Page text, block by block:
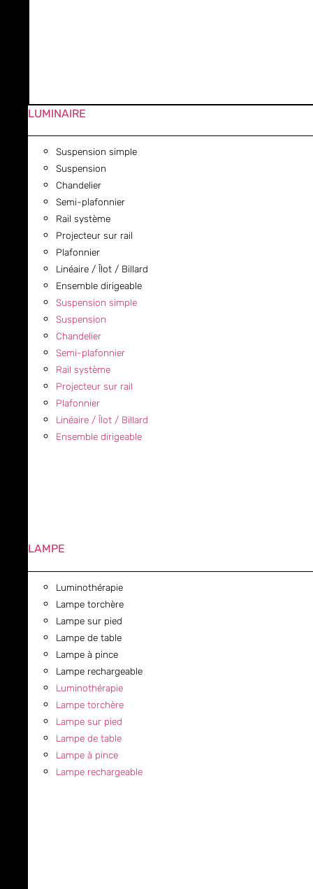
LUMINAIRE
Suspension simple
Suspension
Chandelier
Semi-plafonnier
Rail système
Projecteur sur rail
Plafonnier
Linéaire / Îlot / Billard
Ensemble dirigeable
Suspension simple
Suspension
Chandelier
Semi-plafonnier
Rail système
Projecteur sur rail
Plafonnier
Linéaire / Îlot / Billard
Ensemble dirigeable
LAMPE
Luminothérapie
Lampe torchère
Lampe sur pied
Lampe de table
Lampe à pince
Lampe rechargeable
Luminothérapie
Lampe torchère
Lampe sur pied
Lampe de table
Lampe à pince
Lampe rechargeable